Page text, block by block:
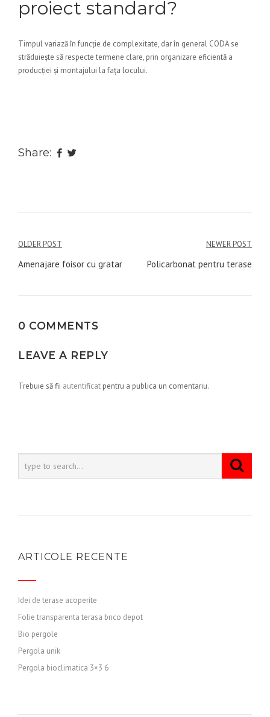
proiect standard?
Timpul variază în funcție de complexitate, dar în general CODA se
străduiește să respecte termene clare, prin organizare eficientă a
producției și montajului la fața locului.
Share:
Navigare
în
OLDER POST
Amenajare foisor cu gratar
NEWER POST
Policarbonat pentru terase
0 COMMENTS
LEAVE A REPLY
Trebuie să fii autentificat pentru a publica un comentariu.
ARTICOLE RECENTE
Idei de terase acoperite
Folie transparenta terasa brico depot
Bio pergole
Pergola unik
Pergola bioclimatica 3×3 6